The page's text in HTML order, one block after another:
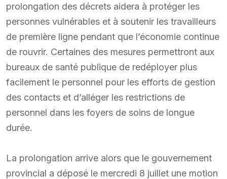
prolongation des décrets aidera à protéger les
personnes vulnérables et à soutenir les travailleurs
de première ligne pendant que l’économie continue
de rouvrir. Certaines des mesures permettront aux
bureaux de santé publique de redéployer plus
facilement le personnel pour les efforts de gestion
des contacts et d’alléger les restrictions de
personnel dans les foyers de soins de longue
durée.
La prolongation arrive alors que le gouvernement
provincial a déposé le mercredi 8 juillet une motion